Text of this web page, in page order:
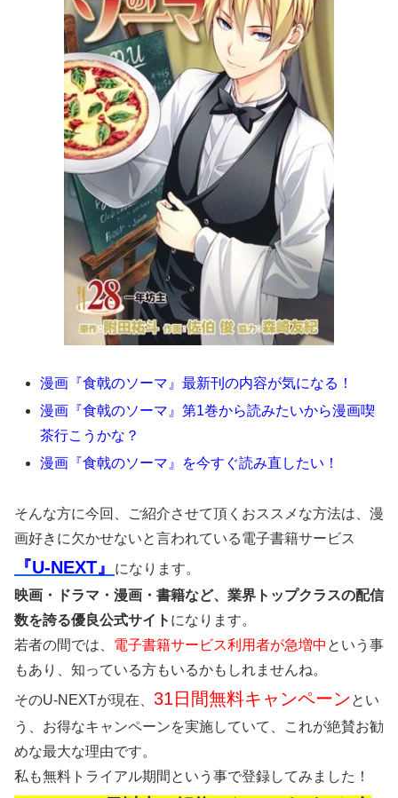
漫画『食戟のソーマ』最新刊の内容が気になる！
漫画『食戟のソーマ』第1巻から読みたいから漫画喫
茶行こうかな？
漫画『食戟のソーマ』を今すぐ読み直したい！
そんな方に今回、ご紹介させて頂くおススメな方法は、漫
画好きに欠かせないと言われている電子書籍サービス
『U-NEXT』
になります。
映画・ドラマ・漫画・書籍など、業界トップクラスの配信
数を誇る優良公式サイト になります。
若者の間では、 電子書籍サービス利用者が急増中 という事
もあり、知っている方もいるかもしれませんね。
そのU-NEXTが現在、 31日間無料キャンペーンとい
う、お得なキャンペーンを実施していて、これが絶賛お勧
めな最大な理由です。
私も無料トライアル期間という事で登録してみました！